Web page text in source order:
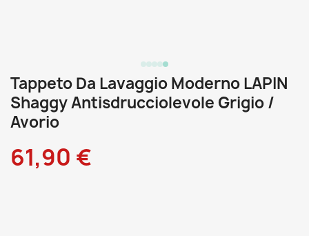
Tappeto Da Lavaggio Moderno LAPIN
Shaggy Antisdrucciolevole Grigio /
Avorio
61,90 €